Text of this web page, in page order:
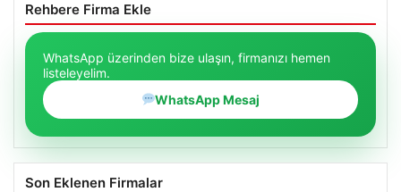
Rehbere Firma Ekle
WhatsApp üzerinden bize ulaşın, firmanızı hemen
listeleyelim.
WhatsApp Mesaj
Son Eklenen Firmalar